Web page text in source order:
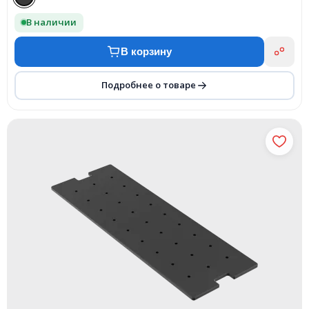
В наличии
В корзину
Подробнее о товаре